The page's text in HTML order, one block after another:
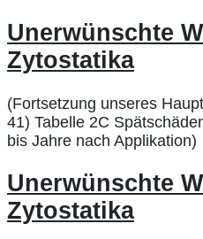
Unerwünschte
Zytostatika
(Fortsetzung unseres
41) Tabelle 2C
bis Jahre nach Applikation)
Unerwünschte
Zytostatika